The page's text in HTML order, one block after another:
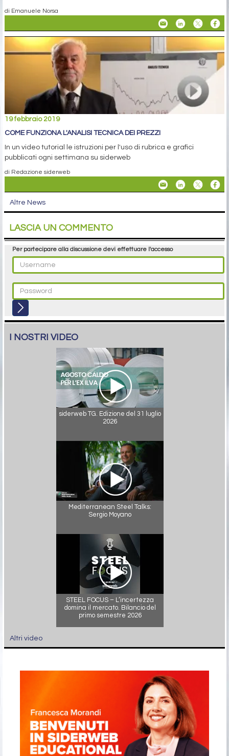
di Emanuele Norsa
19 febbraio 2019
COME FUNZIONA L'ANALISI TECNICA DEI PREZZI
In un video tutorial le istruzioni per l'uso di rubrica e grafici
pubblicati ogni settimana su siderweb
di Redazione siderweb
Altre News
LASCIA UN COMMENTO
Per partecipare alla discussione devi effettuare l'accesso
I NOSTRI VIDEO
siderweb TG. Edizione del 31 luglio
2026
Mediterranean Steel Talks:
Sergio Moyano
STEEL FOCUS – L’incertezza
domina il mercato. Bilancio del
primo semestre 2026
Altri video